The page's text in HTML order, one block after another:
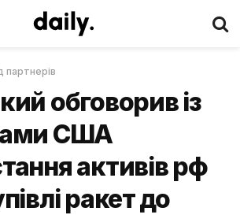
партнерів
обговорив із
США
активів рф
ракет до